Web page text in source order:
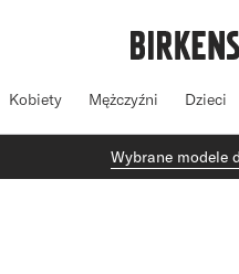
Kobiety Mężczyźni Dzieci
Wybrane modele